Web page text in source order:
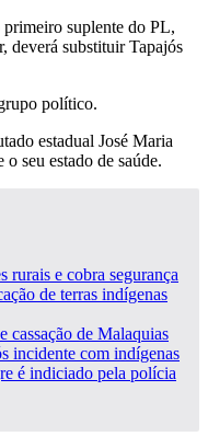
primeiro suplente do PL,
deverá substituir Tapajós
político.
estadual José Maria
seu estado de saúde.
rurais e cobra segurança
de terras indígenas
cassação de Malaquias
incidente com indígenas
é indiciado pela polícia